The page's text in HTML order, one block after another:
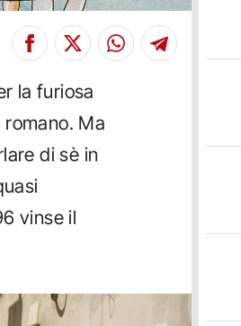
la furiosa
Ma
di sè in
vinse il